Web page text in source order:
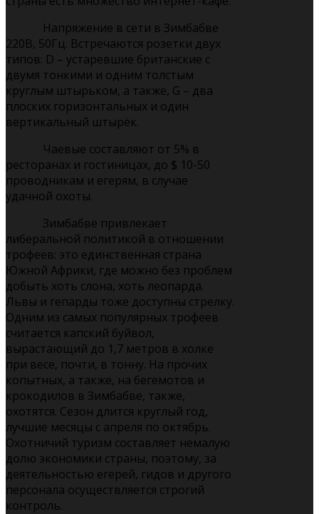
Напряжение в сети в Зимбабве
220В, 50Гц. Встречаются розетки двух
типов: D – устаревшие британские с
двумя тонкими и одним толстым
круглым штырьком, а также, G – два
плоских горизонтальных и один
вертикальный штырёк.
Чаевые составляют от 5% в
ресторанах и гостиницах, до $ 10-50
проводникам и егерям, в случае
удачной охоты.
Зимбабве привлекает
либеральной политикой в отношении
трофеев: это единственная страна
Южной Африки, где можно без проблем
добыть хоть слона, хоть леопарда.
Львы и гепарды тоже доступны стрелку.
Одним из самых популярных трофеев
считается капский буйвол,
вырастающий до 1,7 метров в холке
при весе, почти, в тонну. На прочих
копытных, а также, на бегемотов и
крокодилов в Зимбабве, также,
охотятся. Сезон длится круглый год,
лучшие месяцы с апреля по октябрь.
Охотничий туризм составляет немалую
долю экономики страны, поэтому, за
деятельностью егерей, гидов и другого
персонала осуществляется строгий
контроль.